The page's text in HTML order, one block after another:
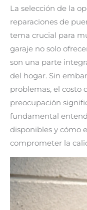
La selección de la
reparaciones de
tema crucial para
garaje no solo
son una parte
del hogar. Sin
problemas, el costo
preocupación
fundamental
disponibles y cómo
comprometer la